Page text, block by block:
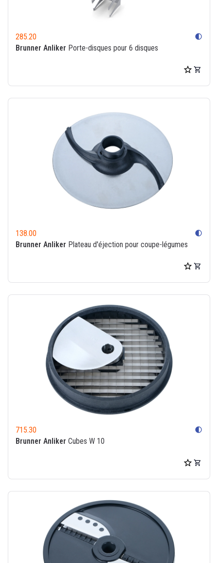
285.20 contrast
Brunner Anliker Porte-disques pour 6 disques
138.00 contrast
Brunner Anliker Plateau d'éjection pour coupe-légumes
715.30 contrast
Brunner Anliker Cubes W 10